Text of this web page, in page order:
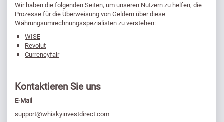
Wir haben die folgenden Seiten, um unseren Nutzern zu helfen, die
Prozesse für die Überweisung von Geldern über diese
Währungsumrechnungsspezialisten zu verstehen:
WISE
Revolut
Currencyfair
Kontaktieren Sie uns
E-Mail
support@whiskyinvestdirect.com